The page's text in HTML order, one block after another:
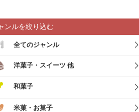
ンルを絞り込む
全てのジャンル
洋菓子・スイーツ 他
和菓子
米菓・お菓子